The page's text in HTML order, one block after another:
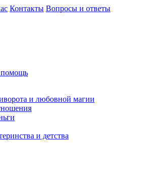
Контакты Вопросы и ответы
помощь
и любовной магии
и детства